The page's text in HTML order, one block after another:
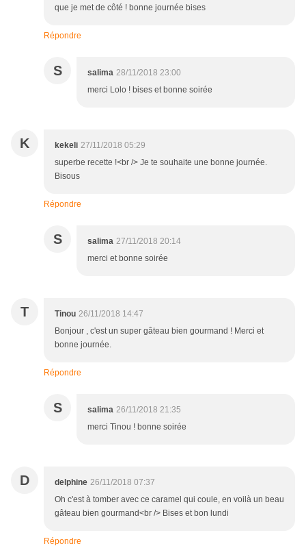
que je met de côté ! bonne journée bises
Répondre
S salima 28/11/2018 23:00
merci Lolo ! bises et bonne soirée
K kekeli 27/11/2018 05:29
superbe recette !<br /> Je te souhaite une bonne journée.
Bisous
Répondre
S salima 27/11/2018 20:14
merci et bonne soirée
T Tinou 26/11/2018 14:47
Bonjour , c'est un super gâteau bien gourmand ! Merci et
bonne journée.
Répondre
S salima 26/11/2018 21:35
merci Tinou ! bonne soirée
D delphine 26/11/2018 07:37
Oh c'est à tomber avec ce caramel qui coule, en voilà un beau
gâteau bien gourmand<br /> Bises et bon lundi
Répondre